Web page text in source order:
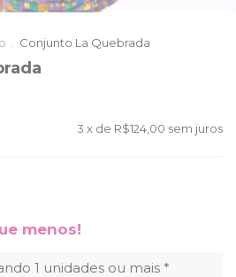
Conjunto La Quebrada
3 x de R$124,00 sem juros
menos!
1 unidades ou mais *